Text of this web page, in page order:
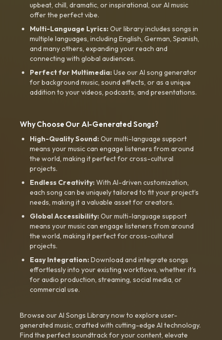
upbeat, chill, dramatic, or inspirational, our AI music
offer the perfect vibe.
Multi-Language Lyrics:Our library includes songs in
multiple languages, including English, German, Spanish,
and many others, expanding your reach and
connecting with global audiences.
Perfect for Multimedia:Use our AI song generator
for background music, sound effects, or as a unique
addition to your videos, podcasts, and presentations.
Why Choose Our AI-Generated Songs?
High-Quality Sound:Our multi-language support
means your music can engage listeners from around
the world, making it perfect for cross-cultural
projects.
Endless Creativity:With AI-driven customization,
each song can be uniquely tailored to fit your project’s
needs, making it a valuable asset for creators.
Global Accessibility:Our multi-language support
means your music can engage listeners from around
the world, making it perfect for cross-cultural
projects.
Easy Integration:Download and integrate songs
effortlessly into your existing workflows, whether it’s
for audio production, streaming, social media, or
commercial use.
Browse our AI Songs Library now to explore user-
generated music, crafted with cutting-edge AI technology.
Find the perfect soundtrack for your content, elevate